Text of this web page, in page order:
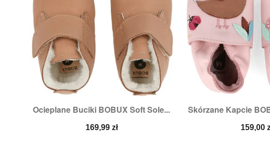
Ocieplane Buciki BOBUX Soft Sole...
Cena
169,99 zł
Szybki podgląd Skórzane Kapcie
Cena
159,00
Szybki